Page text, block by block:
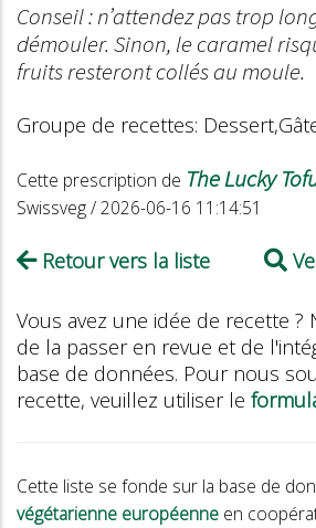
Conseil : n’attendez pas trop
démouler. Sinon, le caramel
fruits resteront collés au moule.
Groupe de recettes:
Cette prescription de The Lucky
Swissveg / 2026-06-16 11:14:51
Retour vers la liste
Vous avez une idée de recette ?
de la passer en revue et de
base de données. Pour nous
recette, veuillez utiliser le
Cette liste se fonde sur la base de
végétarienne européenne en